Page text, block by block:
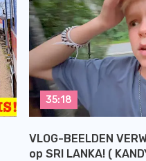
VLOG-BEELDEN
op SRI LANKA! (
35:18